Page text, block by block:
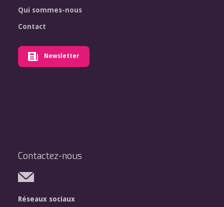
Qui sommes-nous
Contact
Newsletter
Contactez-nous
Réseaux sociaux